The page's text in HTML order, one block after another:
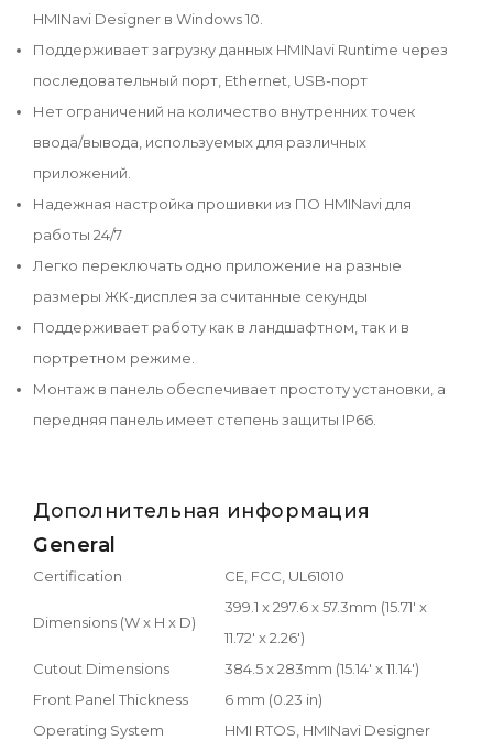
HMINavi Designer в Windows 10.
Поддерживает загрузку данных HMINavi Runtime через
последовательный порт, Ethernet, USB-порт
Нет ограничений на количество внутренних точек
ввода/вывода, используемых для различных
приложений.
Надежная настройка прошивки из ПО HMINavi для
работы 24/7
Легко переключать одно приложение на разные
размеры ЖК-дисплея за считанные секунды
Поддерживает работу как в ландшафтном, так и в
портретном режиме.
Монтаж в панель обеспечивает простоту установки, а
передняя панель имеет степень защиты IP66.
Дополнительная информация
General
Certification CE, FCC, UL61010
Dimensions (W x H x D)
399.1 x 297.6 x 57.3mm (15.71' x
11.72' x 2.26')
Cutout Dimensions
384.5 x 283mm (15.14' x 11.14')
Front Panel Thickness
6 mm (0.23 in)
Operating System
HMI RTOS, HMINavi Designer